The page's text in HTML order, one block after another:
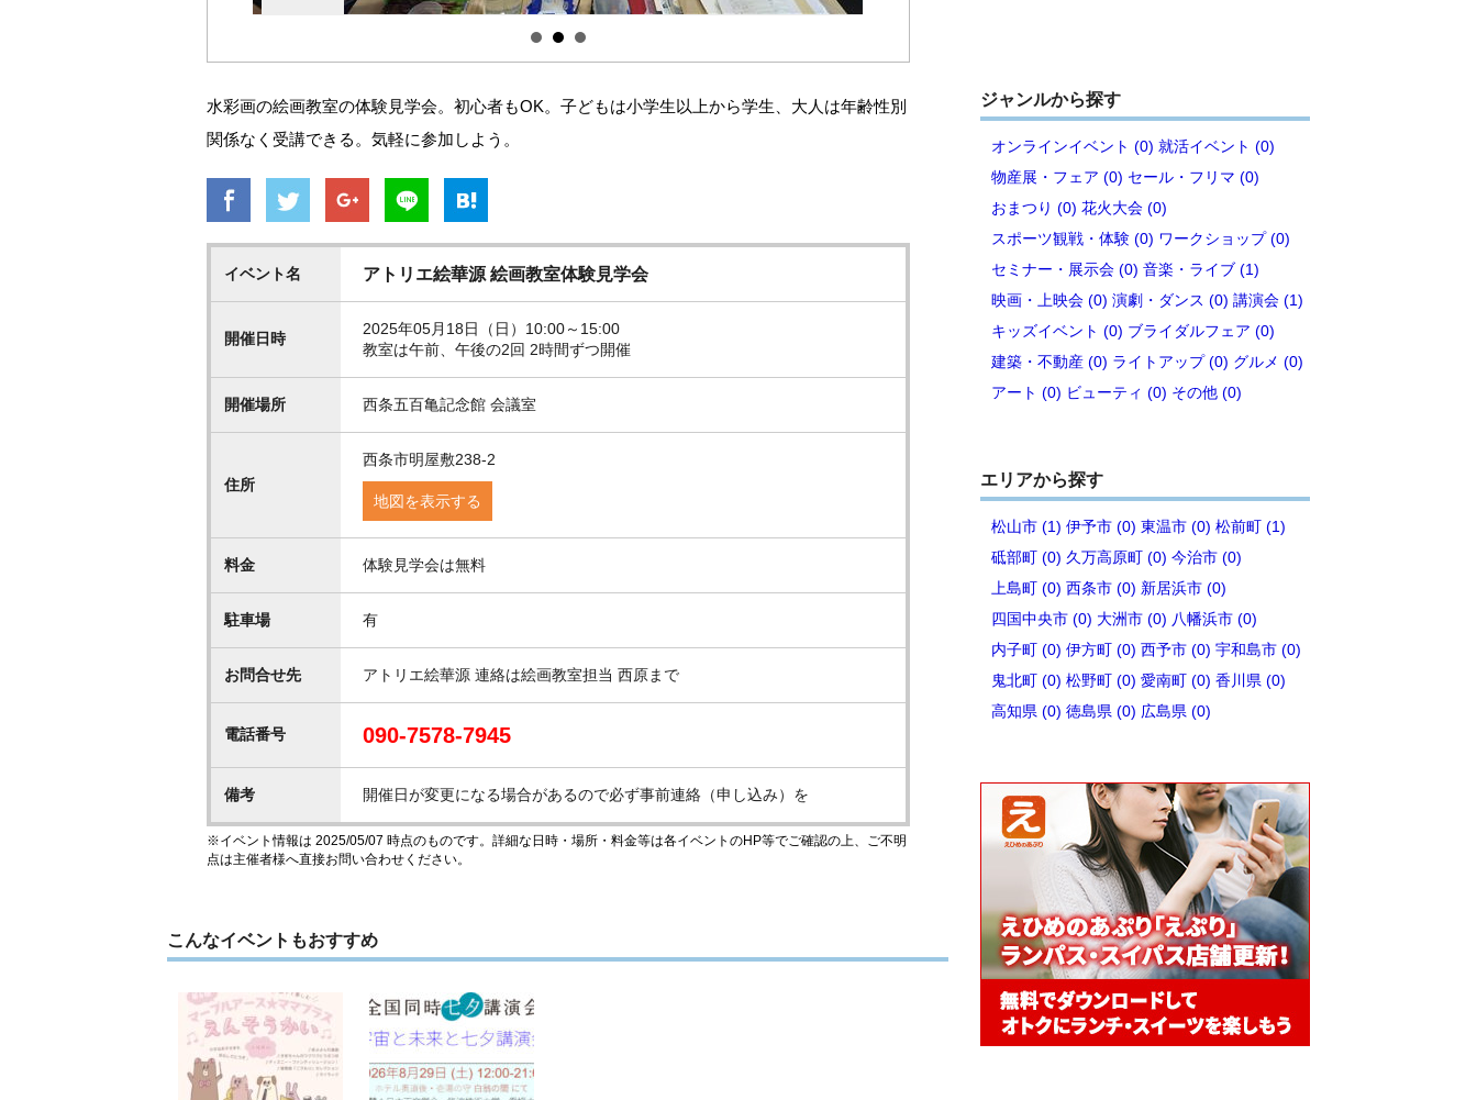
水彩画の絵画教室の体験見学会。初心者もOK。子どもは小学生以上から学生、大人は年齢性別
関係なく受講できる。気軽に参加しよう。
イベント名 アトリエ絵華源 絵画教室体験見学会
開催日時
2025年05月18日（日）10:00～15:00
教室は午前、午後の2回 2時間ずつ開催
開催場所 西条五百亀記念館 会議室
住所
西条市明屋敷238-2
地図を表示する
料金 体験見学会は無料
駐車場 有
お問合せ先 アトリエ絵華源 連絡は絵画教室担当 西原まで
電話番号 090-7578-7945
備考 開催日が変更になる場合があるので必ず事前連絡（申し込み）を
※イベント情報は 2025/05/07 時点のものです。詳細な日時・場所・料金等は各イベントのHP等でご確認の上、ご不明
点は主催者様へ直接お問い合わせください。
こんなイベントもおすすめ
ジャンルから探す
オンラインイベント (0) 就活イベント (0)
物産展・フェア (0) セール・フリマ (0)
おまつり (0) 花火大会 (0)
スポーツ観戦・体験 (0) ワークショップ (0)
セミナー・展示会 (0) 音楽・ライブ (1)
映画・上映会 (0) 演劇・ダンス (0) 講演会 (1)
キッズイベント (0) ブライダルフェア (0)
建築・不動産 (0) ライトアップ (0) グルメ (0)
アート (0) ビューティ (0) その他 (0)
エリアから探す
松山市 (1) 伊予市 (0) 東温市 (0) 松前町 (1)
砥部町 (0) 久万高原町 (0) 今治市 (0)
上島町 (0) 西条市 (0) 新居浜市 (0)
四国中央市 (0) 大洲市 (0) 八幡浜市 (0)
内子町 (0) 伊方町 (0) 西予市 (0) 宇和島市 (0)
鬼北町 (0) 松野町 (0) 愛南町 (0) 香川県 (0)
高知県 (0) 徳島県 (0) 広島県 (0)